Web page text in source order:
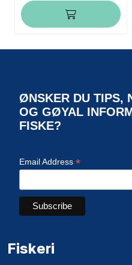
ØNSKER DU TIPS,
OG GØYAL
FISKE?
Email Address *
Fiskeri